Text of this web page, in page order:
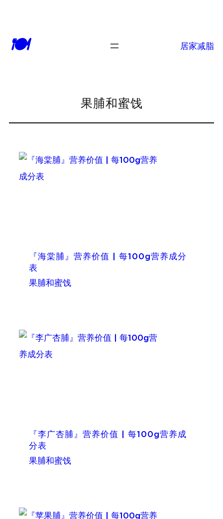
🍽 居家减脂
果脯和蜜饯
『海棠脯』营养价值 | 每100g营养成分
表
果脯和蜜饯
『李广杏脯』营养价值 | 每100g营养成
分表
果脯和蜜饯